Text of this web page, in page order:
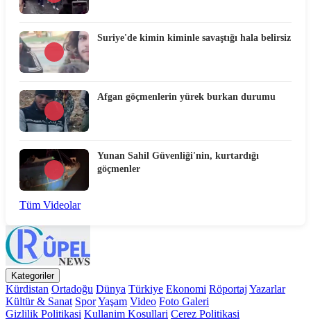
Suriye'de kimin kiminle savaştığı hala belirsiz
Afgan göçmenlerin yürek burkan durumu
Yunan Sahil Güvenliği'nin, kurtardığı
göçmenler
Tüm Videolar
Kategoriler
Kürdistan Ortadoğu Dünya Türkiye Ekonomi Röportaj Yazarlar
Kültür & Sanat SporYaşam Video Foto Galeri
Gizlilik Politikasi Kullanim Kosullari Cerez Politikasi